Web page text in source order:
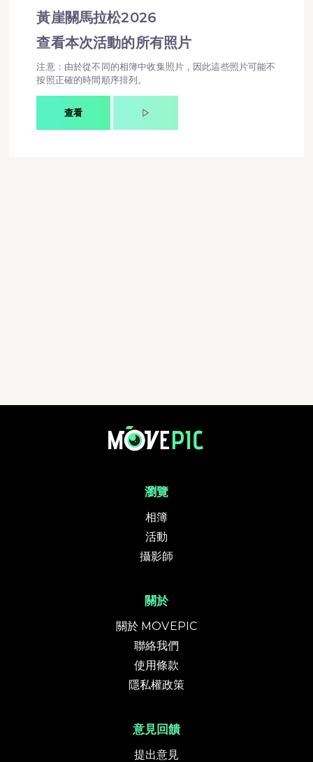
黃崖關馬拉松2026
查看本次活動的所有照片
注意：由於從不同的相簿中收集照片，因此這些照片可能不
按照正確的時間順序排列。
查看
瀏覽
相簿
活動
攝影師
關於
關於 MOVEPIC
聯絡我們
使用條款
隱私權政策
意見回饋
提出意見